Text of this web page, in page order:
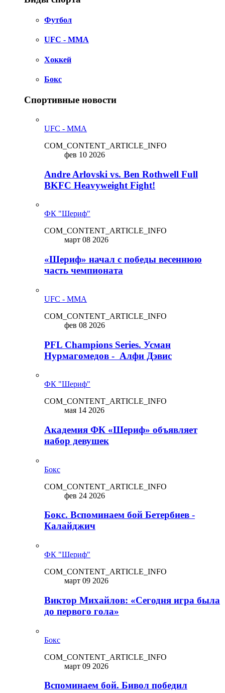
Футбол
UFC - MMA
Хоккей
Бокс
Спортивные новости
UFC - MMA
COM_CONTENT_ARTICLE_INFO
фев 10 2026
Andre Arlovski vs. Ben Rothwell Full
BKFC Heavyweight Fight!
ФК "Шериф"
COM_CONTENT_ARTICLE_INFO
март 08 2026
«Шериф» начал с победы весеннюю
часть чемпионата
UFC - MMA
COM_CONTENT_ARTICLE_INFO
фев 08 2026
PFL Champions Series. Усман
Нурмагомедов - Алфи Дэвис
ФК "Шериф"
COM_CONTENT_ARTICLE_INFO
мая 14 2026
Академия ФК «Шериф» объявляет
набор девушек
Бокс
COM_CONTENT_ARTICLE_INFO
фев 24 2026
Бокс. Вспоминаем бой Бетербиев -
Калайджич
ФК "Шериф"
COM_CONTENT_ARTICLE_INFO
март 09 2026
Виктор Михайлов: «Сегодня игра была
до первого гола»
Бокс
COM_CONTENT_ARTICLE_INFO
март 09 2026
Вспоминаем бой. Бивол победил